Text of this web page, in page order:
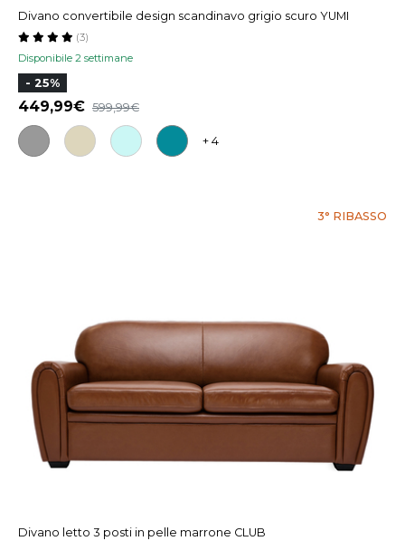
Divano convertibile design scandinavo grigio scuro YUMI
Disponibile 2 settimane
(3)
- 25%
449,99 599,99
+ 4
3° RIBASSO
Divano letto 3 posti in pelle marrone CLUB